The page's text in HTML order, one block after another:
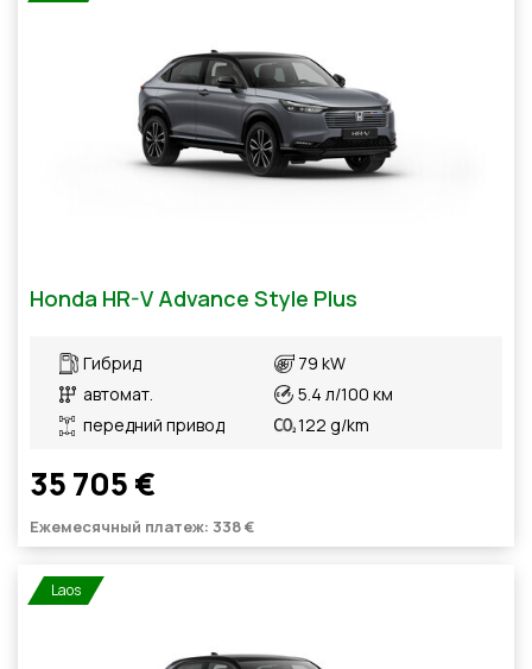
Honda HR-V Advance Style Plus
Гибрид
автомат.
передний привод
79 kW
5.4 л/100 км
122 g/km
35 705 €
Ежемесячный платеж: 338 €
Laos